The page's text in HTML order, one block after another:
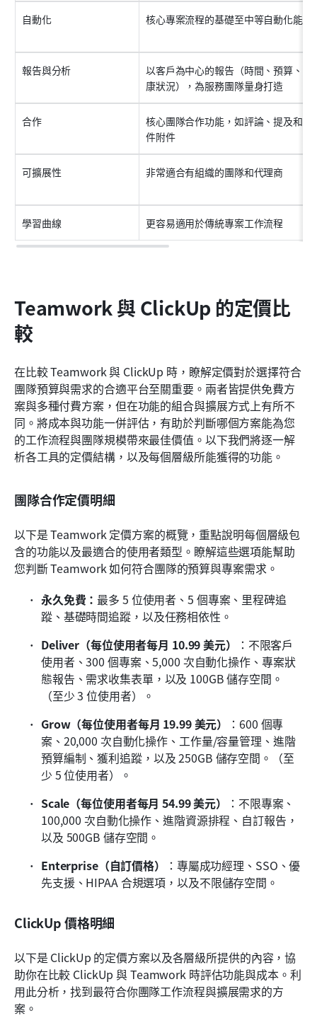
自動化 核心專案流程的基礎至中等自動化能力
報告與分析
以客戶為中心的報告（時間、預算、健
康狀況），為服務團隊量身打造
合作
核心團隊合作功能，如評論、提及和文
件附件
可擴展性 非常適合有組織的團隊和代理商
學習曲線 更容易適用於傳統專案工作流程
Teamwork 與 ClickUp 的定價比
較
在比較 Teamwork 與 ClickUp 時，瞭解定價對於選擇符合
團隊預算與需求的合適平台至關重要。兩者皆提供免費方
案與多種付費方案，但在功能的組合與擴展方式上有所不
同。將成本與功能一併評估，有助於判斷哪個方案能為您
的工作流程與團隊規模帶來最佳價值。以下我們將逐一解
析各工具的定價結構，以及每個層級所能獲得的功能。
團隊合作定價明細
以下是 Teamwork 定價方案的概覽，重點說明每個層級包
含的功能以及最適合的使用者類型。瞭解這些選項能幫助
您判斷 Teamwork 如何符合團隊的預算與專案需求。
永久免費： 最多 5 位使用者、5 個專案、里程碑追
蹤、基礎時間追蹤，以及任務相依性。
Deliver（每位使用者每月 10.99 美元）
：不限客戶
使用者、300 個專案、5,000 次自動化操作、專案狀
態報告、需求收集表單，以及 100GB 儲存空間。
（至少 3 位使用者）。
Grow（每位使用者每月 19.99 美元）
：600 個專
案、20,000 次自動化操作、工作量/容量管理、進階
預算編制、獲利追蹤，以及 250GB 儲存空間。（至
少 5 位使用者）。
Scale（每位使用者每月 54.99 美元）
：不限專案、
100,000 次自動化操作、進階資源排程、自訂報告，
以及 500GB 儲存空間。
Enterprise（自訂價格）
：專屬成功經理、SSO、優
先支援、HIPAA 合規選項，以及不限儲存空間。
ClickUp 價格明細
以下是 ClickUp 的定價方案以及各層級所提供的內容，協
助你在比較 ClickUp 與 Teamwork 時評估功能與成本。利
用此分析，找到最符合你團隊工作流程與擴展需求的方
案。